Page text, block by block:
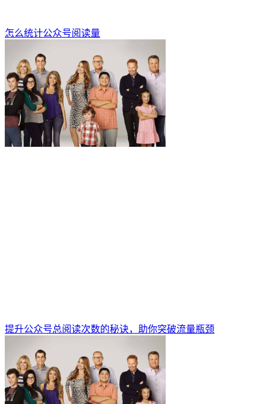
怎么统计公众号阅读量
提升公众号总阅读次数的秘诀，助你突破流量瓶颈